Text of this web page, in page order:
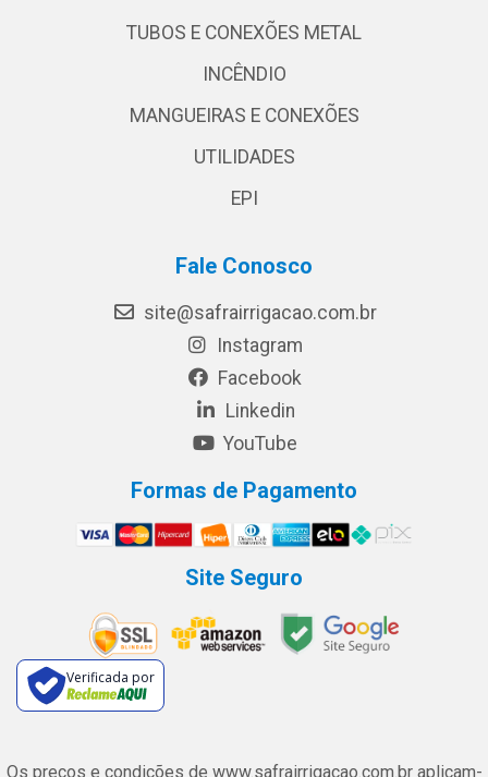
TUBOS E CONEXÕES METAL
INCÊNDIO
MANGUEIRAS E CONEXÕES
UTILIDADES
EPI
Fale Conosco
site@safrairrigacao.com.br
Instagram
Facebook
Linkedin
YouTube
Formas de Pagamento
Site Seguro
Verificada por
Os preços e condições de www.safrairrigacao.com.br aplicam-